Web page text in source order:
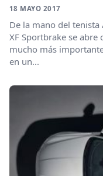
18 MAYO 2017
De la mano del
XF Sportbrake se
mucho más
en un...